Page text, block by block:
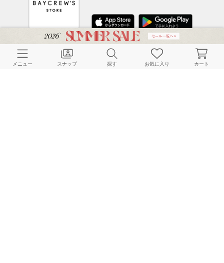
CUSTOMER SERVICE
メニュー スナップ 探す お気に入り カート